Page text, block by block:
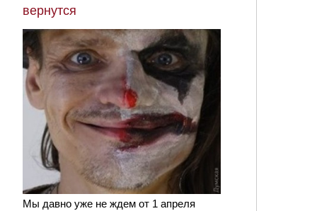
вернутся
Мы давно уже не ждем от 1 апреля